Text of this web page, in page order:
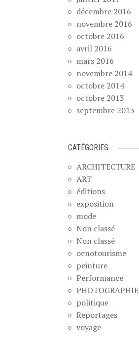
décembre 2016
novembre 2016
octobre 2016
avril 2016
mars 2016
novembre 2014
octobre 2014
octobre 2013
septembre 2013
CATÉGORIES
ARCHITECTURE
ART
éditions
exposition
mode
Non classé
Non classé
oenotourisme
peinture
Performance
PHOTOGRAPHIE
politique
Reportages
voyage